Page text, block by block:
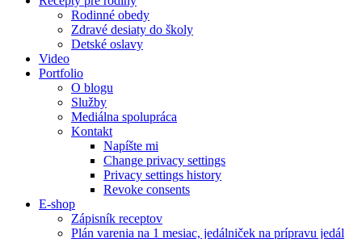
Rodinné obedy
Zdravé desiaty do školy
Detské oslavy
Video
Portfolio
O blogu
Služby
Mediálna spolupráca
Kontakt
Napíšte mi
Change privacy settings
Privacy settings history
Revoke consents
E-shop
Zápisník receptov
Plán varenia na 1 mesiac, jedálniček na prípravu jedál